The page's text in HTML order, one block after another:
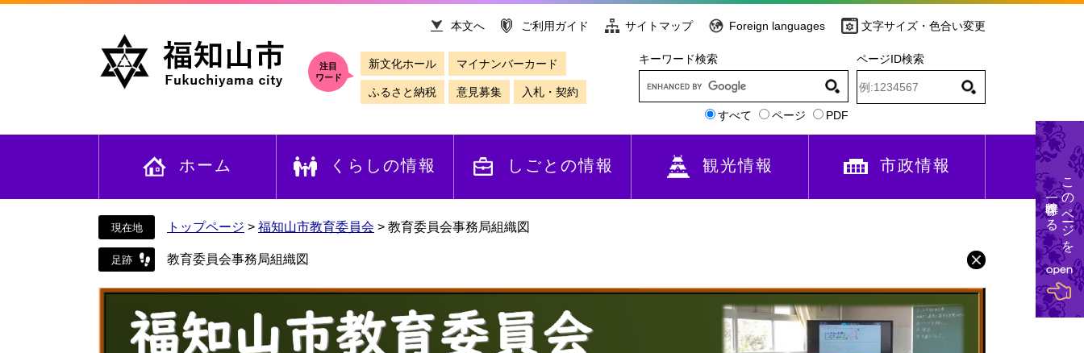
文
本文へ ご利用ガイド サイトマップ Foreign languages 文字サイズ・色合い変更
注目
ワード
新文化ホール マイナンバーカード
ふるさと納税 意見募集 入札・契約
キーワード検索
すべて ページ PDF
ページID検索
ホーム くらしの情報 しごとの情報 観光情報 市政情報
トップページ > 福知山市教育委員会 > 教育委員会事務局組織図
教育委員会事務局組織図
このページを
一時保存する